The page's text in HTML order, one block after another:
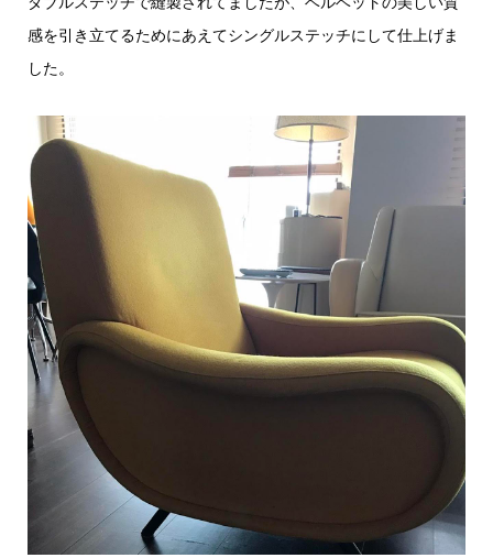
感を引き立てるためにあえてシングルステッチにして仕上げま
した。